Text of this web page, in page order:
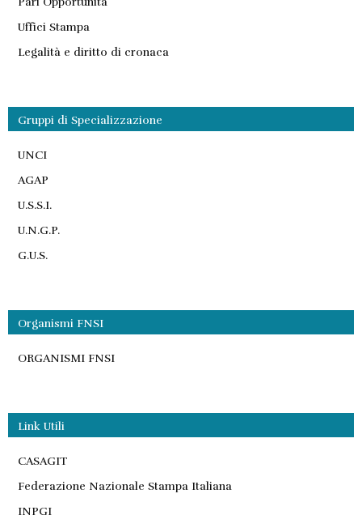
Uffici Stampa
Legalità e diritto di cronaca
Gruppi di Specializzazione
UNCI
AGAP
U.S.S.I.
U.N.G.P.
G.U.S.
Organismi FNSI
ORGANISMI FNSI
Link Utili
CASAGIT
Federazione Nazionale Stampa Italiana
INPGI